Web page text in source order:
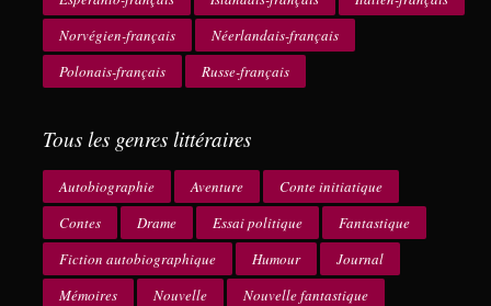
Norvégien-français
Néerlandais-français
Polonais-français
Russe-français
Tous les genres littéraires
Autobiographie Aventure
Conte initiatique
Contes
Drame Essai politique
Fantastique
Fiction autobiographique
Humour
Journal
Mémoires
Nouvelle
Nouvelle fantastique